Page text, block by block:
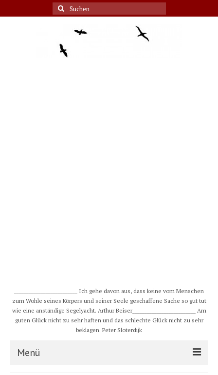
Suche
nach:
__________________________ Ich gehe davon aus, dass keine vom Menschen
zum Wohle seines Körpers und seiner Seele geschaffene Sache so gut tut
wie eine anständige Segelyacht. Arthur Beiser__________________________ Am
guten Glück nicht zu sehr haften und das schlechte Glück nicht zu sehr
beklagen. Peter Sloterdijk
Menü